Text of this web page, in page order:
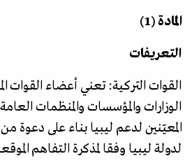
المادة (1)
التعريفات
القوات التركية: تعني أعضاء القوات
الوزارات والمؤسسات والمنظمات
المعيّنين لدعم ليبيا بناء على دعوة
لدولة ليبيا وفقا لمذكرة التفاهم